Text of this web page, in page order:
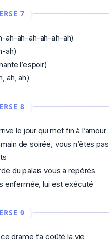
7
ah-ah-ah-ah-ah-ah)
ah)
l’espoir)
ah, ah)
8
le jour qui met fin à l’amour
de soirée, vous n’êtes pas
du palais vous a repérés
enfermée, lui est exécuté
9
drame t’a coûté la vie